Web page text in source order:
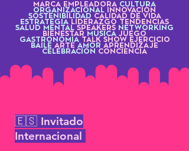
MARCA EMPLEADORA CULTURA
ORGANIZACIONAL INNOVACIÓN
SOSTENIBILIDAD CALIDAD DE VIDA
ESTRATEGIA LIDERAZGO TENDENCIAS
SALUD MENTAL SPEAKERS NETWORKING
BIENESTAR MÚSICA JUEGO
GASTRONOMÍATALK SHOW EJERCICIO
BAILE ARTE AMOR APRENDIZAJE
CELEBRACIÓN
CONCIENCIA
🇪🇸 Invitado
Internacional